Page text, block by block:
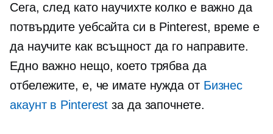
Сега, след като научихте колко е важно да
потвърдите уебсайта си в Pinterest, време е
да научите как всъщност да го направите.
Едно важно нещо, което трябва да
отбележите, е, че имате нужда от Бизнес
акаунт в Pinterest за да започнете.